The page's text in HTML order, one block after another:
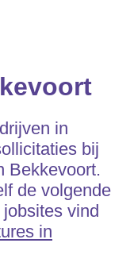
in
bij
Bekkevoort.
de volgende
vind
in